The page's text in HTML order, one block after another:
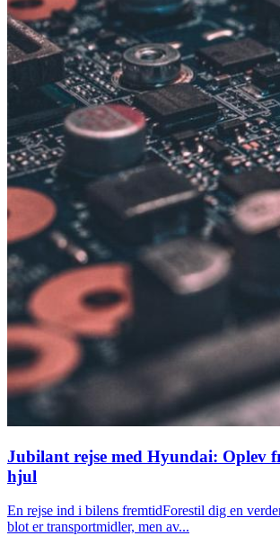
Jubilant rejse med Hyundai: Oplev
hjul
En rejse ind i bilens fremtidForestil dig en
blot er transportmidler, men av...